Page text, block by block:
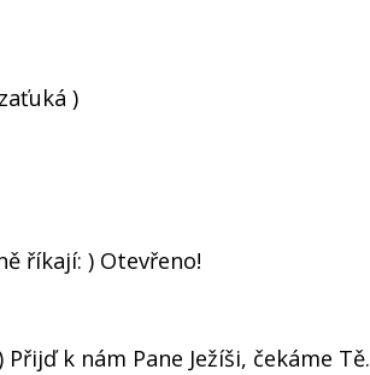
)
říkají: ) Otevřeno!
k nám Pane Ježíši, čekáme Tě.